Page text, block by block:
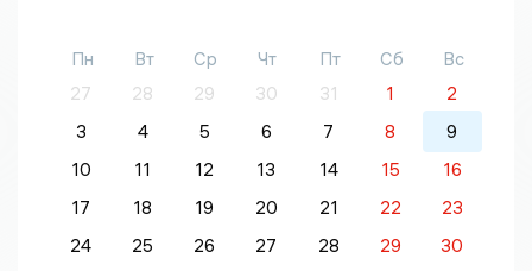
Пн Вт Ср Чт Пт Сб
Вс
27
28 29 30 31 1
2
3
4 5 6 7 8
9
10
11 12 13 14 15
16
17
18 19 20 21 22
23
24
25 26 27 28 29
30